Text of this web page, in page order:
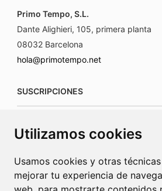
Utilizamos cookies
Usamos cookies y otras
mejorar tu experiencia de
Primo Tempo, S.L.
Dante Alighieri, 105, primera planta
08032 Barcelona
hola@primotempo.net
SUSCRIPCIONES
www.connecorrevistas.com